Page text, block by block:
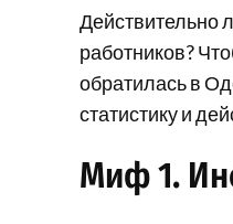
Действительно
работников?
обратилась в
статистику и
Миф 1.